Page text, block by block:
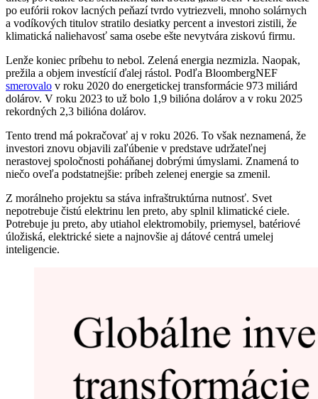
po eufórii rokov lacných peňazí tvrdo vytriezveli, mnoho solárnych
a vodíkových titulov stratilo desiatky percent a investori zistili, že
klimatická naliehavosť sama osebe ešte nevytvára ziskovú firmu.
Lenže koniec príbehu to nebol. Zelená energia nezmizla. Naopak,
prežila a objem investícií ďalej rástol. Podľa BloombergNEF
smerovalo v roku 2020 do energetickej transformácie 973 miliárd
dolárov. V roku 2023 to už bolo 1,9 bilióna dolárov a v roku 2025
rekordných 2,3 bilióna dolárov.
Tento trend má pokračovať aj v roku 2026. To však neznamená, že
investori znovu objavili zaľúbenie v predstave udržateľnej
nerastovej spoločnosti poháňanej dobrými úmyslami. Znamená to
niečo oveľa podstatnejšie: príbeh zelenej energie sa zmenil.
Z morálneho projektu sa stáva infraštruktúrna nutnosť. Svet
nepotrebuje čistú elektrinu len preto, aby splnil klimatické ciele.
Potrebuje ju preto, aby utiahol elektromobily, priemysel, batériové
úložiská, elektrické siete a najnovšie aj dátové centrá umelej
inteligencie.